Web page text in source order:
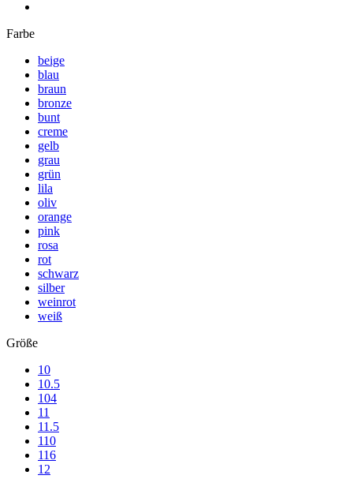
Farbe
beige
blau
braun
bronze
bunt
creme
gelb
grau
grün
lila
oliv
orange
pink
rosa
rot
schwarz
silber
weinrot
weiß
Größe
10
10.5
104
11
11.5
110
116
12